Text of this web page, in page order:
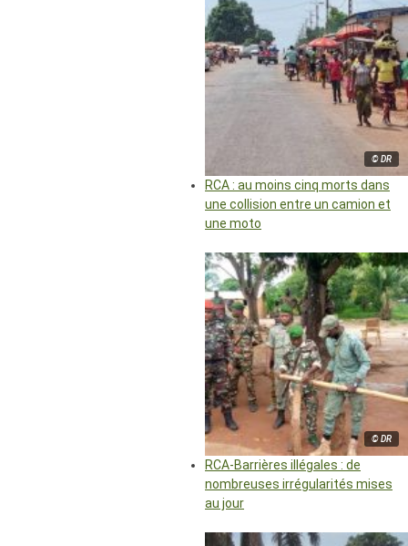
© DR
RCA : au moins cinq morts dans
une collision entre un camion et
une moto
© DR
RCA-Barrières illégales : de
nombreuses irrégularités mises
au jour